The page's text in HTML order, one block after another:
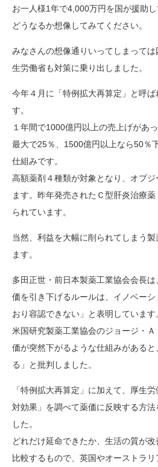
お一人様1年で4,000万円を国が援助し
どうなるか想像してみてください。
みなさんの想像通りいってしまって
生労働省も対策に乗り出しました。
今年４月に「特例拡大再算定」と呼
す。
１年間で1000億円以上の売上げがあ
最大で25％、1500億円以上なら50％
仕組みです。
高額薬剤４種類が対象となり、オプ
ます。昨年発売されたＣ型肝炎治療
られています。
当然、利益を大幅に削られてしまう
ます。
多田正世・前日本製薬工業協会会長
価を引き下げるルールは、イノベー
おり容認できない」と表明しています
米国研究製薬工業協会のジョージ・
価が突然下がるような仕組みがある
る」と批判しました。
「特例拡大再算定」に加えて、厚生
対効果」を調べて薬価に反映する方
した。
どれだけ延命できたか、生活の質が
比較するもので、英国やオーストラ